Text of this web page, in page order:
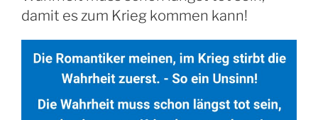
damit es zum Krieg kommen kann!